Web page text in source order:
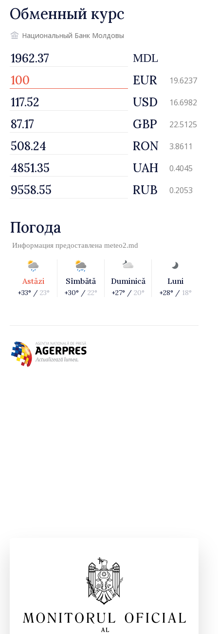
Обменный курс
Национальный Банк Молдовы
MDL
EUR 19.6237
USD 16.6982
GBP 22.5125
RON 3.8611
UAH 0.4045
RUB 0.2053
Погода
Информация предоставлена meteo2.md
Astăzi
+33° / 23°
Sîmbătă
+30° / 22°
Duminică
+27° / 20°
Luni
+28° / 18°